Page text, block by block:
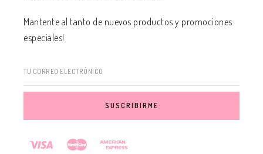
Mantente al tanto de nuevos productos y promociones
especiales!
TU CORREO ELECTRÓNICO